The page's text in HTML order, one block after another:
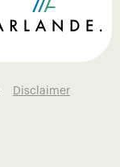
Disclaimer